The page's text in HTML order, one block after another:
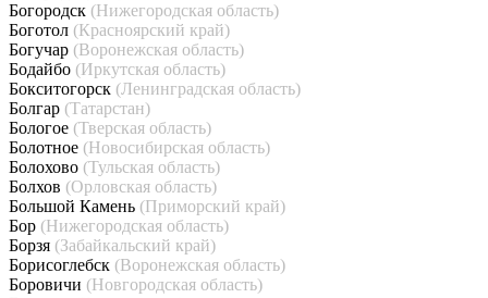
Богородск (Нижегородская область)
Боготол (Красноярский край)
Богучар (Воронежская область)
Бодайбо (Иркутская область)
Бокситогорск (Ленинградская область)
Болгар (Татарстан)
Бологое (Тверская область)
Болотное (Новосибирская область)
Болохово (Тульская область)
Болхов (Орловская область)
Большой Камень (Приморский край)
Бор (Нижегородская область)
Борзя (Забайкальский край)
Борисоглебск (Воронежская область)
Боровичи (Новгородская область)